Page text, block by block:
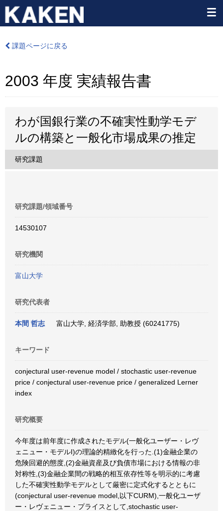
課題ページに戻る
2003 年度 実績報告書
わが国銀行業の不確実性動学モデ
ルの構築と一般化市場成果の推定
研究課題
研究課題/領域番号
14530107
研究機関
富山大学
研究代表者
本間 哲志 富山大学, 経済学部, 助教授 (60241775)
キーワード
conjectural user-revenue model / stochastic user-revenue
price / conjectural user-revenue price / generalized Lerner
index
研究概要
今年度は前年度に作成されたモデル(一般化ユーザー・レヴ
ェニュー・モデルI)の理論的精緻化を行った.(1)金融企業の
危険回避的態度,(2)金融資産及び負債市場における情報の非
対称性,(3)金融企業間の戦略的相互依存性等を明示的に考慮
した不確実性動学モデルとして厳密に定式化するとともに
(conjectural user-revenue model,以下CURM),一般化ユーザ
ー・レヴェニュー・プライスとして,stochastic user-